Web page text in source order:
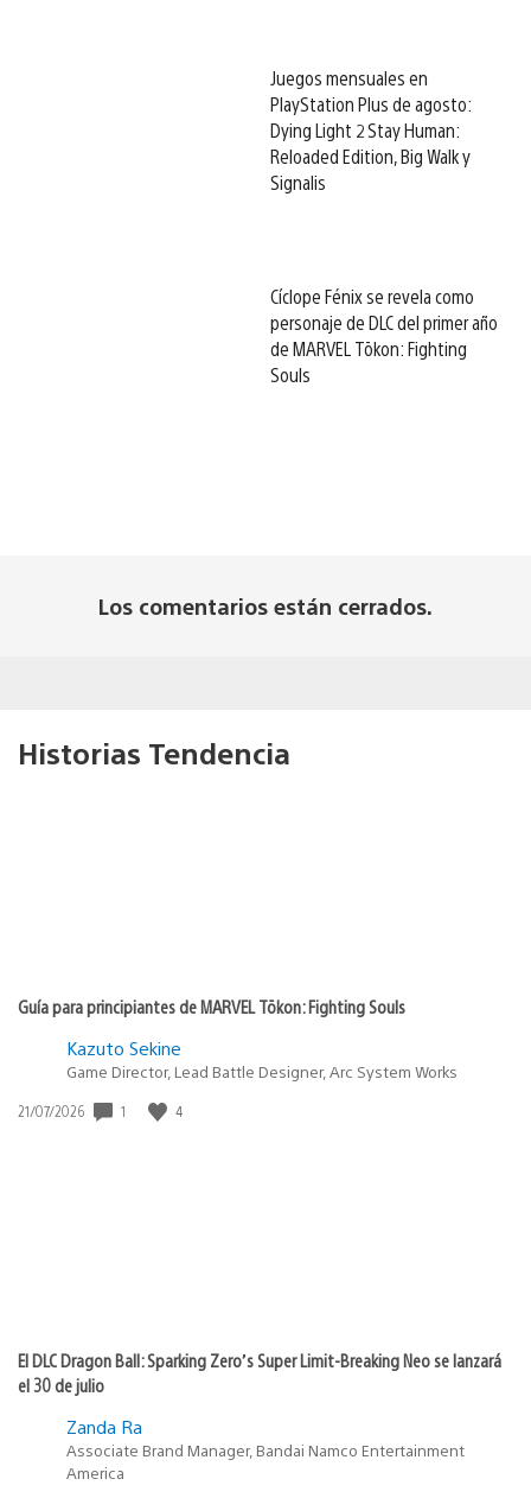
Juegos mensuales en
PlayStation Plus de agosto:
Dying Light 2 Stay Human:
Reloaded Edition, Big Walk y
Signalis
Cíclope Fénix se revela como
personaje de DLC del primer año
de MARVEL Tōkon: Fighting
Souls
Los comentarios están cerrados.
Historias Tendencia
Guía para principiantes de MARVEL Tōkon: Fighting Souls
Kazuto Sekine
Game Director, Lead Battle Designer, Arc System Works
Fecha
21/07/2026 1 4
El DLC Dragon Ball: Sparking Zero’s Super Limit-Breaking Neo se lanzará
el 30 de julio
Zanda Ra
Associate Brand Manager, Bandai Namco Entertainment
America